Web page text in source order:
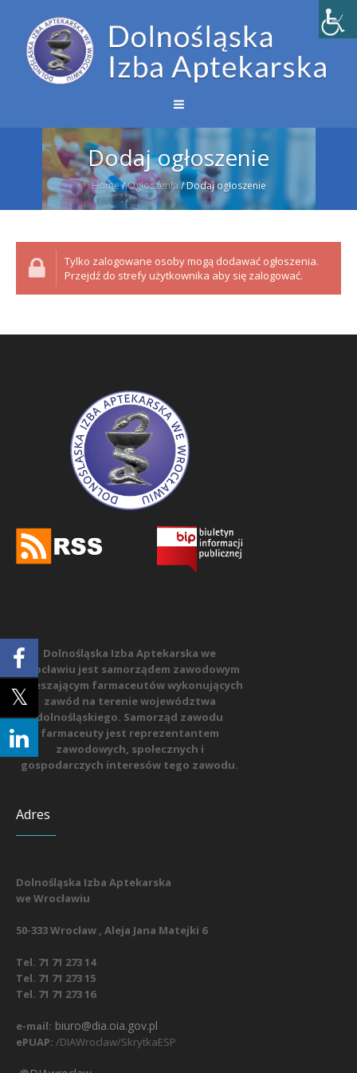
Dodaj ogłoszenie
Home/Ogłoszenia/Dodaj ogłoszenie
Tylko zalogowane osoby mogą dodawać ogłoszenia.
Przejdź do strefy użytkownika aby się zalogować.
Dolnośląska Izba Aptekarska we
Wrocławiu jest samorządem zawodowym
zrzeszającym farmaceutów wykonujących
zawód na terenie województwa
dolnośląskiego. Samorząd zawodu
farmaceuty jest reprezentantem
zawodowych, społecznych i
gospodarczych interesów tego zawodu.
Adres
Dolnośląska Izba Aptekarska
we Wrocławiu
50-333 Wrocław , Aleja Jana Matejki 6
Tel. 71 71 273 14
Tel. 71 71 273 15
Tel. 71 71 273 16
e-mail: biuro@dia.oia.gov.pl
ePUAP: /DIAWroclaw/SkrytkaESP